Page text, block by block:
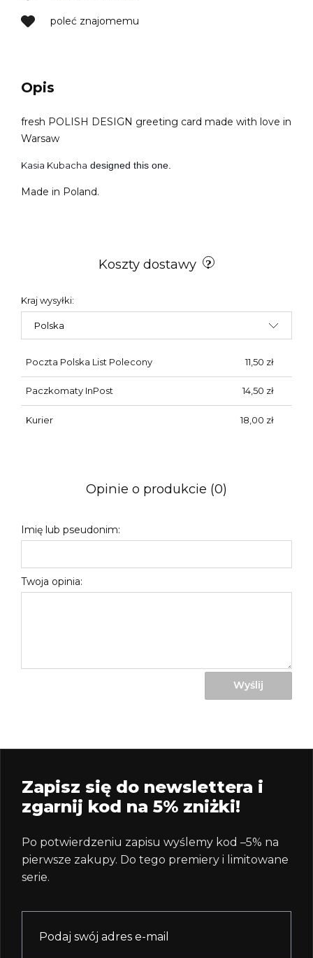
poleć znajomemu
Opis
fresh POLISH DESIGN greeting card made with love in
Warsaw
Kasia Kubacha designed this one.
Made in Poland.
Koszty dostawy
Kraj wysyłki:
Poczta Polska List Polecony 11,50 zł
Paczkomaty InPost 14,50 zł
Kurier 18,00 zł
Opinie o produkcie (0)
Imię lub pseudonim:
Twoja opinia:
Wyślij
Zapisz się do newslettera i
zgarnij kod na 5% zniżki!
Po potwierdzeniu zapisu wyślemy kod –5% na
pierwsze zakupy. Do tego premiery i limitowane
serie.